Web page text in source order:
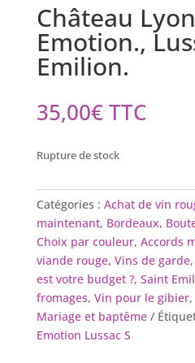
Château
Emotion.,
Emilion.
35,00€ TTC
Rupture de stock
Catégories : Achat de vin
maintenant, Bordeaux,
Choix par couleur, Accords
viande rouge, Vins de garde,
est votre budget ?, Saint
fromages, Vin pour le gibier,
Mariage et baptême
Emotion Lussac S